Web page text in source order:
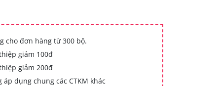
cho đơn hàng từ 300 bộ.
giảm 100đ
giảm 200đ
dụng chung các CTKM khác